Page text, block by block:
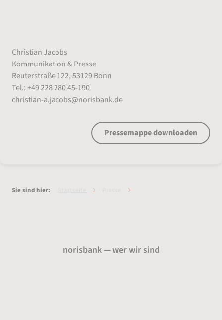
Christian Jacobs
Kommunikation & Presse
Reuterstraße 122, 53129 Bonn
Tel.:+49 228 280 45-190
christian-a.jacobs@norisbank.de
Pressemappe downloaden
Sie sind hier:
norisbank — wer wir sind